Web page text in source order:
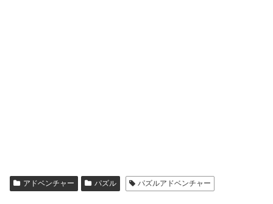
アドベンチャー パズル パズルアドベンチャー